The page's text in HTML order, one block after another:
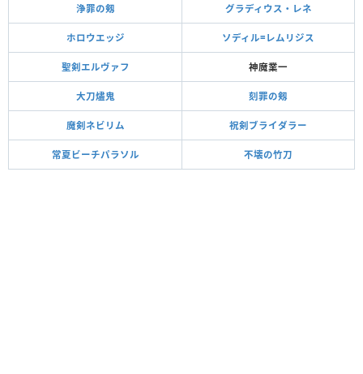
浄罪の剱 グラディウス・レネ
ホロウエッジ ソディル=レムリジス
聖剣エルヴァフ 神魔業一
大刀燼鬼 刻罪の剱
魔剣ネビリム 祝剣ブライダラー
常夏ビーチパラソル 不壊の竹刀